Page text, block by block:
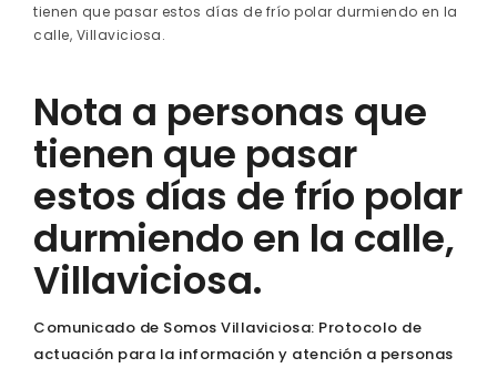
tienen que pasar estos días de frío polar durmiendo en la
calle, Villaviciosa.
Nota a personas que
tienen que pasar
estos días de frío polar
durmiendo en la calle,
Villaviciosa.
Comunicado de Somos Villaviciosa: Protocolo de
actuación para la información y atención a personas